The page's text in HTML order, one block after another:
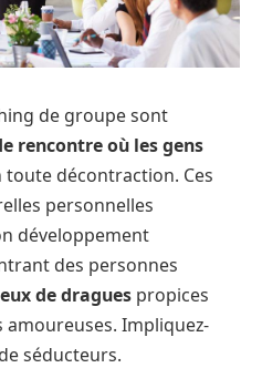
de groupe sont
rencontre où les gens
toute décontraction. Ces
personnelles
développement
des personnes
de dragues propices
Impliquez-
séducteurs.